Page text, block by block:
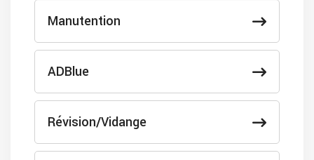
Manutention
ADBlue
Révision/Vidange